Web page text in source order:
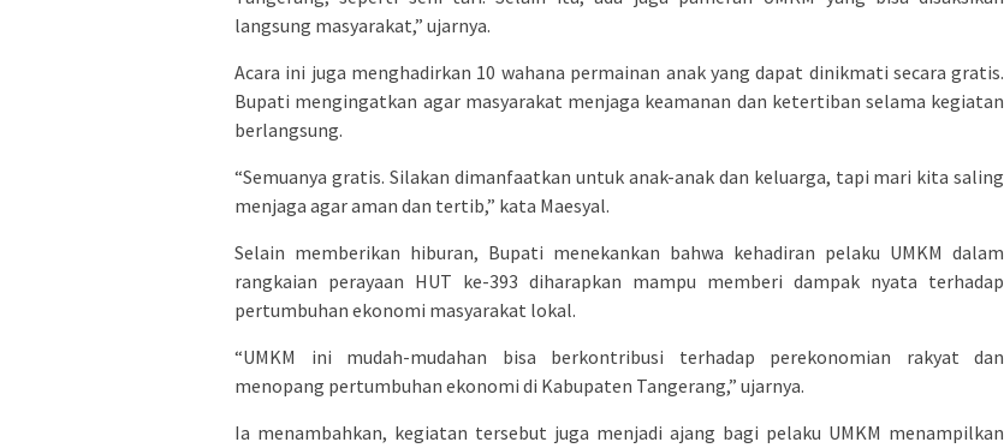
langsung masyarakat,” ujarnya.
Acara ini juga menghadirkan 10 wahana permainan anak yang dapat dinikmati secara gratis.
Bupati mengingatkan agar masyarakat menjaga keamanan dan ketertiban selama kegiatan
berlangsung.
“Semuanya gratis. Silakan dimanfaatkan untuk anak-anak dan keluarga, tapi mari kita saling
menjaga agar aman dan tertib,” kata Maesyal.
Selain memberikan hiburan, Bupati menekankan bahwa kehadiran pelaku UMKM dalam
rangkaian perayaan HUT ke-393 diharapkan mampu memberi dampak nyata terhadap
pertumbuhan ekonomi masyarakat lokal.
“UMKM ini mudah-mudahan bisa berkontribusi terhadap perekonomian rakyat dan
menopang pertumbuhan ekonomi di Kabupaten Tangerang,” ujarnya.
Ia menambahkan, kegiatan tersebut juga menjadi ajang bagi pelaku UMKM menampilkan